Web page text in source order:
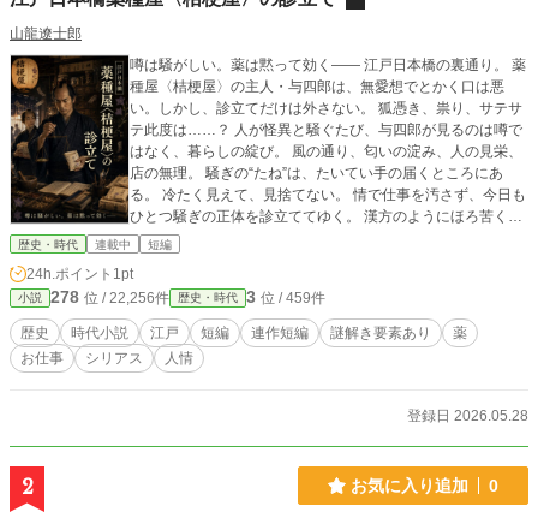
山龍遼士郎
噂は騒がしい。薬は黙って効く―― 江戸日本橋の裏通り。 薬
種屋〈桔梗屋〉の主人・与四郎は、無愛想でとかく口は悪
い。しかし、診立てだけは外さない。 狐憑き、祟り、サテサ
テ此度は……？ 人が怪異と騒ぐたび、与四郎が見るのは噂で
はなく、暮らしの綻び。 風の通り、匂いの淀み、人の見栄、
店の無理。 騒ぎの“たね”は、たいてい手の届くところにあ
る。 冷たく見えて、見捨てない。 情で仕事を汚さず、今日も
ひとつ騒ぎの正体を診立ててゆく。 漢方のようにほろ苦くと
も、閉幕はハッカのように後口よく。 一話完結、四幕仕立
編更新しております。 毎週木曜18時には番外編「木曜の薬
包」も！ カクヨム外部リンクへお越しください！
歴史・時代 連載中 短編
24h.ポイント 1pt
小説 278 位 / 22,256件 歴史・時代 3 位 / 459件
歴史 時代小説 江戸 短編 連作短編 謎解き要素あり
薬
お仕事
シリアス 人情
登録日 2026.05.28
2 お気に入り追加 0